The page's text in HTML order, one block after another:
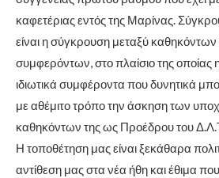
καφετέριας εντός της Μαρίνας.
είναι η σύγκρουση μεταξύ καθηκόντων
συμφερόντων, στο πλαίσιο της οποίας
ιδιωτικά συμφέροντα που δυνητικά
με αθέμιτο τρόπο την άσκηση των
καθηκόντων της ως Προέδρου του
Η τοποθέτηση μας είναι ξεκάθαρα
αντίθεση μας στα νέα ήθη και έθιμα